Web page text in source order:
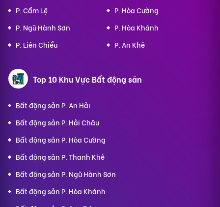
P. Cẩm Lệ
P. Hòa Cường
P. Ngũ Hành Sơn
P. Hòa Khánh
P. Liên Chiểu
P. An Khê
Top 10 Khu Vực Bất động sản
Bất động sản P. An Hải
Bất động sản P. Hải Châu
Bất động sản P. Hòa Cường
Bất động sản P. Thanh Khê
Bất động sản P. Ngũ Hành Sơn
Bất động sản P. Hòa Khánh